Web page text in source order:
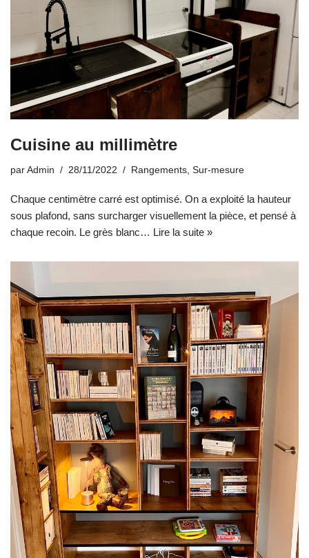
Cuisine au millimètre
par Admin 28/11/2022 Rangements Sur-mesure
Chaque centimètre carré est optimisé. On a exploité la hauteur
sous plafond, sans surcharger visuellement la pièce, et pensé à
chaque recoin. Le grès blanc… Lire la suite »